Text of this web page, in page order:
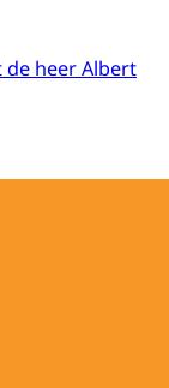
de heer Albert